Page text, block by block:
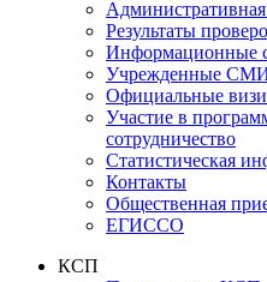
Результаты
Информационные
Учрежденные
Официальные
Участие в
сотрудничество
Статистическая
Контакты
Общественная
ЕГИССО
КСП